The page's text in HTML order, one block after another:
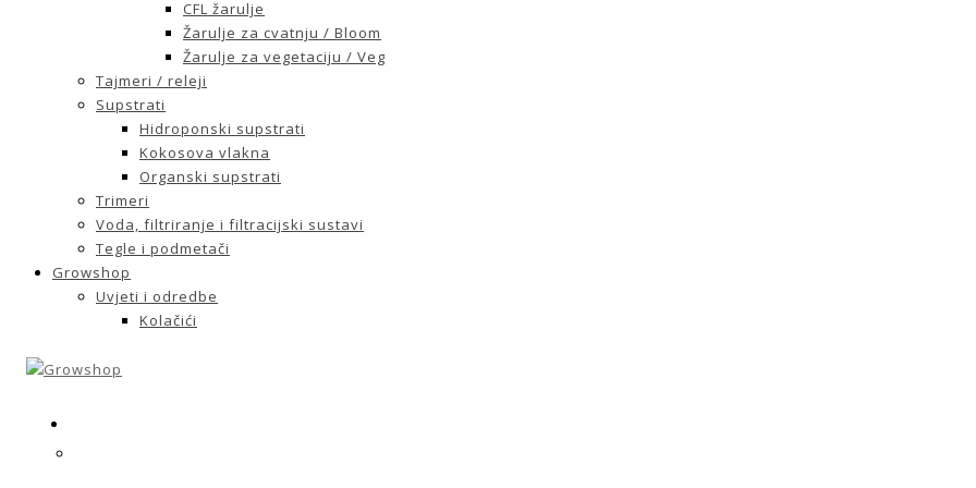
CFL žarulje
Žarulje za cvatnju / Bloom
Žarulje za vegetaciju / Veg
Tajmeri / releji
Supstrati
Hidroponski supstrati
Kokosova vlakna
Organski supstrati
Trimeri
Voda, filtriranje i filtracijski sustavi
Tegle i podmetači
Growshop
Uvjeti i odredbe
Kolačići